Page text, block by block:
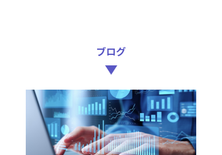
ブログ